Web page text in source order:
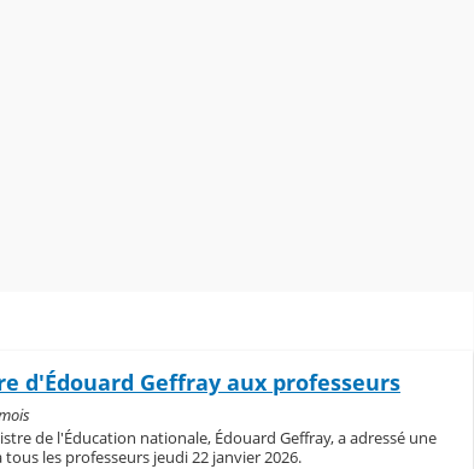
d'Édouard Geffray aux professeurs
de l'Éducation nationale, Édouard Geffray, a adressé une
tous les professeurs jeudi 22 janvier 2026.